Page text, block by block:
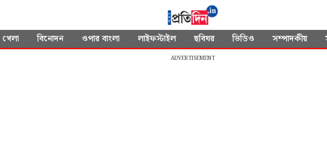
খেলা বিনোদন ওপার বাংলা লাইফস্টাইল ছবিঘর ভিডিও সম্পাদকীয়
ADVERTISEMENT